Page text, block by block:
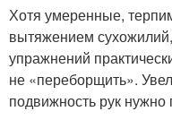
Хотя умеренные,
вытяжением
упражнений
не «переборщить».
подвижность рук нужно